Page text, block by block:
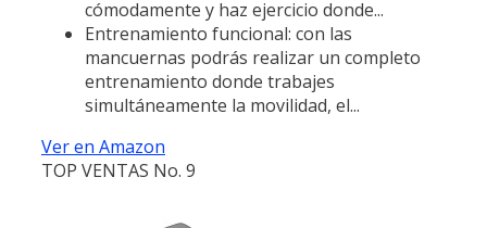
cómodamente y haz ejercicio donde...
Entrenamiento funcional: con las
mancuernas podrás realizar un completo
entrenamiento donde trabajes
simultáneamente la movilidad, el...
Ver en Amazon
TOP VENTAS No. 9